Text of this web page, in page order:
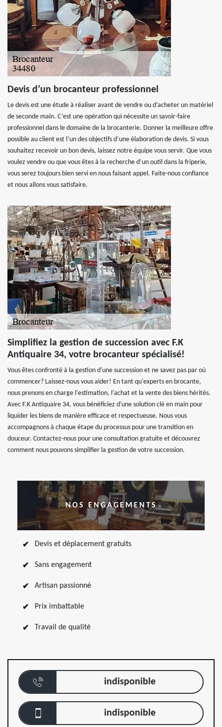
Devis d’un brocanteur professionnel
Le devis est une étude à réaliser avant de vendre ou d’acheter un matériel
de seconde main. C’est une opération qui nécessite un savoir-faire
professionnel dans le domaine de la brocanterie. Donner la meilleure offre
possible au client est l’un des objectifs d’une élaboration de devis. Si vous
souhaitez recevoir un bon devis, laissez notre équipe vous servir. Que vous
voulez vendre ou que vous êtes à la recherche d’un outil dans la friperie,
vous serez toujours bien servi en nous faisant appel. Faite-nous confiance
et nous allons vous satisfaire.
Simplifiez la gestion de succession avec F.K
Antiquaire 34, votre brocanteur spécialisé!
Vous êtes confronté à la gestion d'une succession et ne savez pas par où
commencer? Laissez-nous vous aider! En tant qu'experts en brocante,
nous prenons en charge l'estimation, l'achat et la vente des biens hérités.
Avec F.K Antiquaire 34, vous bénéficiez d'une solution clé en main pour
liquider les biens de manière efficace et respectueuse. Nous vous
accompagnons à chaque étape du processus pour une transition en
douceur. Contactez-nous pour une consultation gratuite et découvrez
comment nous pouvons simplifier la gestion de votre succession.
NOS ENGAGEMENTS
Devis et déplacement gratuits
Sans engagement
Artisan passionné
Prix imbattable
Travail de qualité
indisponible
indisponible